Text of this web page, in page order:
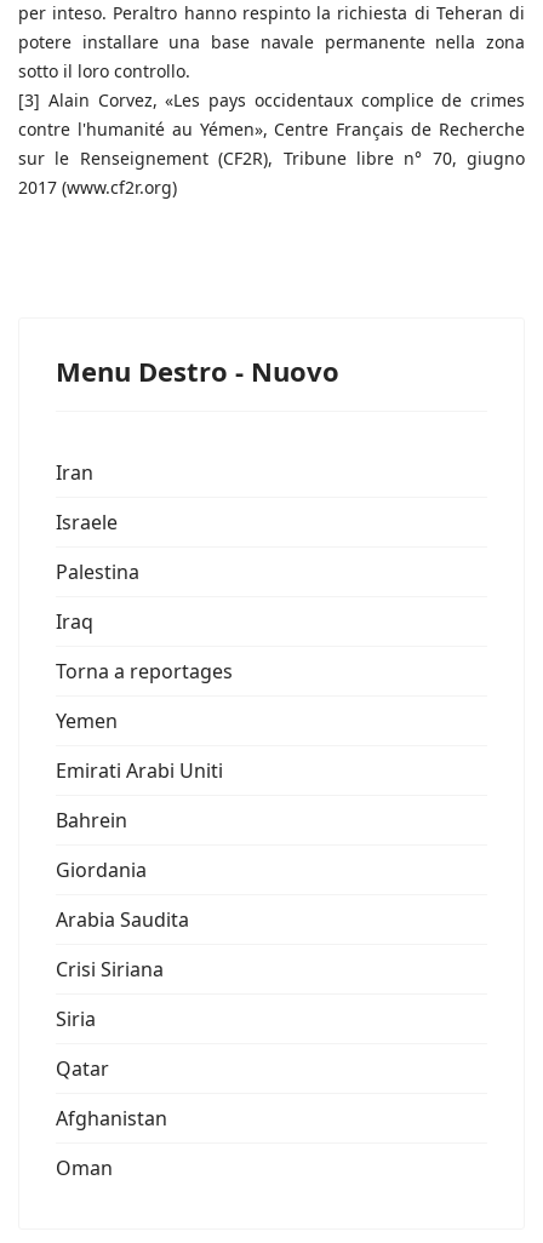
per inteso. Peraltro hanno respinto la richiesta di Teheran di
potere installare una base navale permanente nella zona
sotto il loro controllo.
[3] Alain Corvez, «Les pays occidentaux complice de crimes
contre l'humanité au Yémen», Centre Français de Recherche
sur le Renseignement (CF2R), Tribune libre n° 70, giugno
2017 (www.cf2r.org)
Menu Destro - Nuovo
Iran
Israele
Palestina
Iraq
Torna a reportages
Yemen
Emirati Arabi Uniti
Bahrein
Giordania
Arabia Saudita
Crisi Siriana
Siria
Qatar
Afghanistan
Oman